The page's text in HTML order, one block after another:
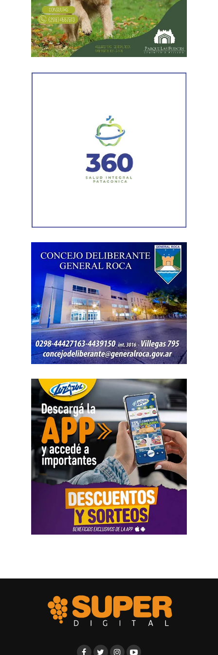
figuraba inscripto en actividades vinculadas con
servicios gastronómicos, asesoramiento y gestión
empresarial.También registró vehículos a su nombre.
Luego llegaron los datos de la Municipalidad de
habilitación comercial vigente para un establecimiento
La Agencia de Recaudación y Control Aduanero sumó
más piezas. Según la sentencia,
el progenitor aparecía
registrado como socio, gerente o administrador en
distintas firmas. A esa información se agregó un
ni qué parte correspondía al progenitor.
La jueza también examinó una certificación contable que
él mismo presentó. Ese documento informó un promedio
de ingresos durante un período determinado y consignó
una relación laboral con una de las empresas. El fallo
aclaró que esos datos no reflejaban necesariamente la
totalidad de los recursos, ya que existían otras
participaciones comerciales acreditadas en la causa.
El informe bancario añadió otro elemento. La cuenta
saldos durante varios meses. La sentencia tomó esos
movimientos como parte del análisis patrimonial, aunque
no los consideró suficientes para establecer por sí solos
una cifra definitiva.
Las declaraciones testimoniales completaron el cuadro.
Varias personas hablaron sobre locales gastronómicos,
viajes al exterior, vehículos y nivel de vida. Otro
testimonio mencionó la relación del progenitor con una
empresa que ocupaba un inmueble comercial.
Aun con ese conjunto de pruebas, la jueza señaló que
faltó documentación contable específica. También
sostuvo que el progenitor estaba en mejores condiciones
dinámicas. Según la resolución, ese principio impone el
posibilidades técnicas o materiales para hacerlo.
La jueza fijó una cuota alimentaria equivalente a ocho
se practique una liquidación por los períodos anteriores,